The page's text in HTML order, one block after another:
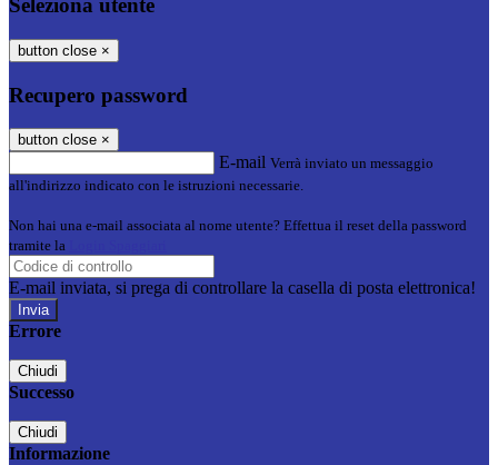
Seleziona utente
button close ×
Recupero password
button close ×
E-mail Verrà inviato un messaggio
all'indirizzo indicato con le istruzioni necessarie.
Non hai una e-mail associata al nome utente? Effettua il reset della password
tramite la
E-mail inviata, si prega di controllare la casella di posta elettronica!
Errore
Chiudi
Successo
Chiudi
Informazione